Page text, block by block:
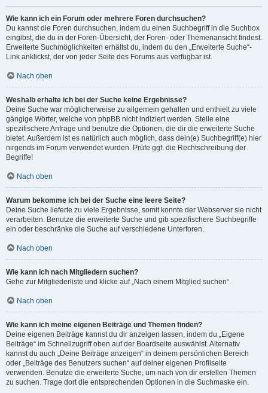
Wie kann ich ein Forum oder mehrere Foren durchsuchen?
Du kannst die Foren durchsuchen, indem du einen Suchbegriff in die Suchbox
eingibst, die du in der Foren-Übersicht, der Foren- oder Themenansicht findest.
Erweiterte Suchmöglichkeiten erhältst du, indem du den „Erweiterte Suche“-
Link anklickst, der von jeder Seite des Forums aus verfügbar ist.
Nach oben
Weshalb erhalte ich bei der Suche keine Ergebnisse?
Deine Suche war möglicherweise zu allgemein gehalten und enthielt zu viele
gängige Wörter, welche von phpBB nicht indiziert werden. Stelle eine
spezifischere Anfrage und benutze die Optionen, die dir die erweiterte Suche
bietet. Außerdem ist es natürlich auch möglich, dass dein(e) Suchbegriff(e) hier
nirgends im Forum verwendet wurden. Prüfe ggf. die Rechtschreibung der
Begriffe!
Nach oben
Warum bekomme ich bei der Suche eine leere Seite?
Deine Suche lieferte zu viele Ergebnisse, somit konnte der Webserver sie nicht
verarbeiten. Benutze die erweiterte Suche und gib spezifischere Suchbegriffe
ein oder beschränke die Suche auf verschiedene Unterforen.
Nach oben
Wie kann ich nach Mitgliedern suchen?
Gehe zur Mitgliederliste und klicke auf „Nach einem Mitglied suchen“.
Nach oben
Wie kann ich meine eigenen Beiträge und Themen finden?
Deine eigenen Beiträge kannst du dir anzeigen lassen, indem du „Eigene
Beiträge“ im Schnellzugriff oben auf der Boardseite auswählst. Alternativ
kannst du auch „Deine Beiträge anzeigen“ in deinem persönlichen Bereich
oder „Beiträge des Benutzers suchen“ auf deiner eigenen Profilseite
verwenden. Benutze die erweiterte Suche, um nach von dir erstellen Themen
zu suchen. Trage dort die entsprechenden Optionen in die Suchmaske ein.